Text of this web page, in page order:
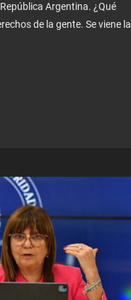
Argentina. ¿Qué
de la gente. Se viene la